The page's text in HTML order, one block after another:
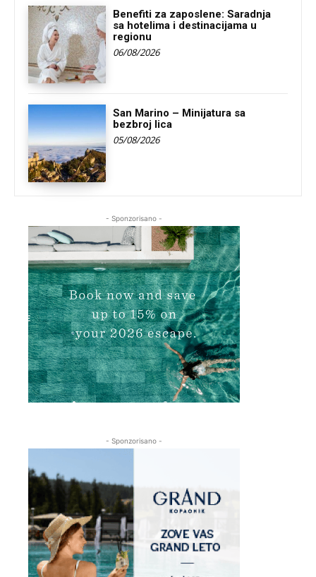
Benefiti za zaposlene: Saradnja
sa hotelima i destinacijama u
regionu
06/08/2026
San Marino – Minijatura sa
bezbroj lica
05/08/2026
- Sponzorisano -
- Sponzorisano -